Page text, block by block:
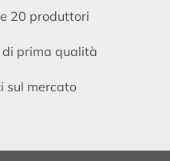
20 produttori
prima qualità
sul mercato